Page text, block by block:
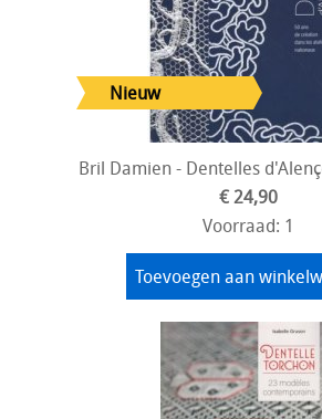
Bril Damien - Dentelles
€ 24,90
Voorraad: 1
Toevoegen aan